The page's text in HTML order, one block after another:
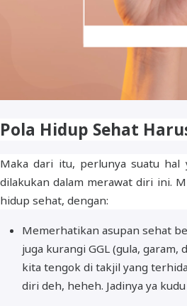
Pola Hidup Sehat
Maka dari itu, perlunya suatu hal
dilakukan dalam merawat diri ini.
hidup sehat, dengan:
Memerhatikan asupan sehat
juga kurangi GGL (gula, garam,
kita tengok di takjil yang
diri deh, heheh. Jadinya ya